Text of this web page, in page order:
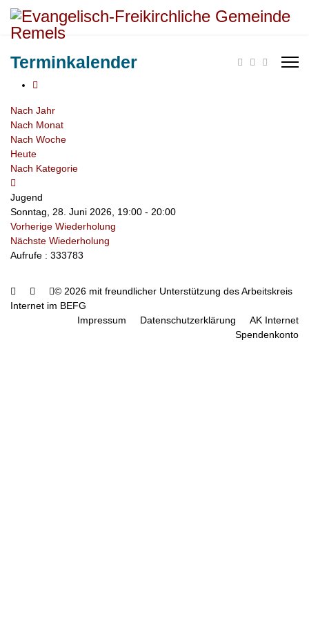
Terminkalender
Nach Jahr
Nach Monat
Nach Woche
Heute
Nach Kategorie
Jugend
Sonntag, 28. Juni 2026, 19:00 - 20:00
Vorherige Wiederholung
Nächste Wiederholung
Aufrufe : 333783
© 2026 mit freundlicher Unterstützung des Arbeitskreis
Internet im BEFG
Impressum
Datenschutzerklärung
AK Internet
Spendenkonto